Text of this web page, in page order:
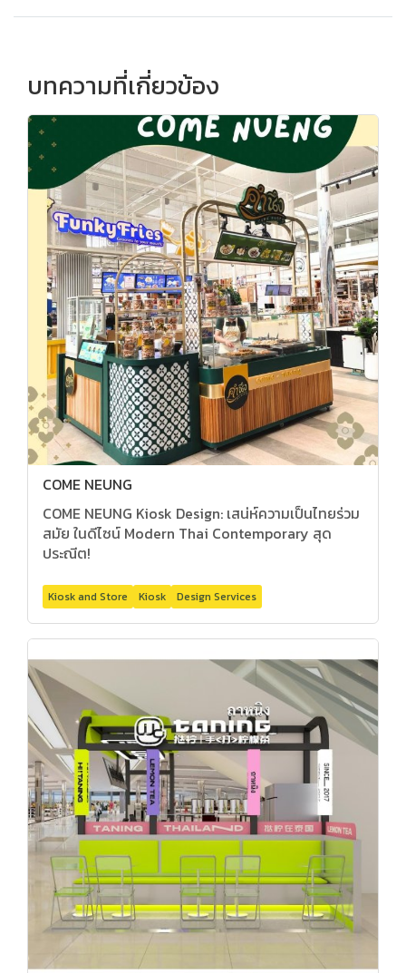
บทความที่เกี่ยวข้อง
COME NEUNG
COME NEUNG Kiosk Design: เสน่ห์ความเป็นไทยร่วม
สมัย ในดีไซน์ Modern Thai Contemporary สุด
ประณีต!
Kiosk and Store Kiosk Design Services